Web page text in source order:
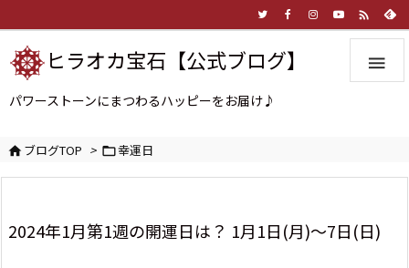


ヒラオカ宝石【公式ブログ】
パワーストーンにまつわるハッピーをお届け♪
ブログTOP > 幸運日
2024年1月第1週の開運日は？ 1月1日(月)～7日(日)